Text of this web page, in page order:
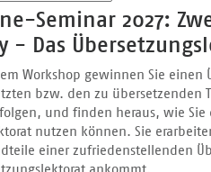
Seminar 2027:
- Das
Workshop gewinnen Sie einen
bzw. den zu übersetzenden
und finden heraus, wie
nutzen können. Sie
einer zufriedenstellenden